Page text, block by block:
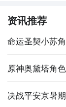
资讯推荐
命运圣契小苏
原神奥黛塔角
决战平安京暑